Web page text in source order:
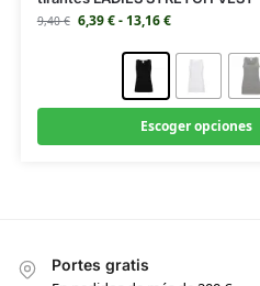
9,40€ 6,39€- 13,16€
Escoger opciones
Portes gratis